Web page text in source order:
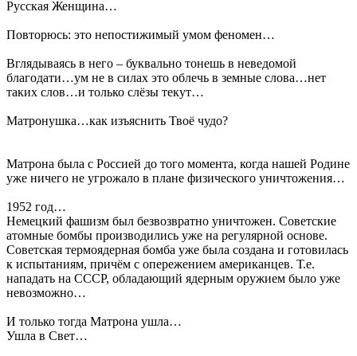
Русская Женщина…
Повторюсь: это непостижимый умом феномен…
Вглядываясь в него – буквально тонешь в неведомой
благодати…ум не в силах это облечь в земные слова…нет
таких слов…и только слёзы текут…
Матронушка…как изъяснить Твоё чудо?
Матрона была с Россией до того момента, когда нашей Родине
уже ничего не угрожало в плане физического уничтожения…
1952 год…
Немецкий фашизм был безвозвратно уничтожен. Советские
атомные бомбы производились уже на регулярной основе.
Советская термоядерная бомба уже была создана и готовилась
к испытаниям, причём с опережением американцев. Т.е.
нападать на СССР, обладающий ядерным оружием было уже
невозможно…
И только тогда Матрона ушла…
Ушла в Свет…